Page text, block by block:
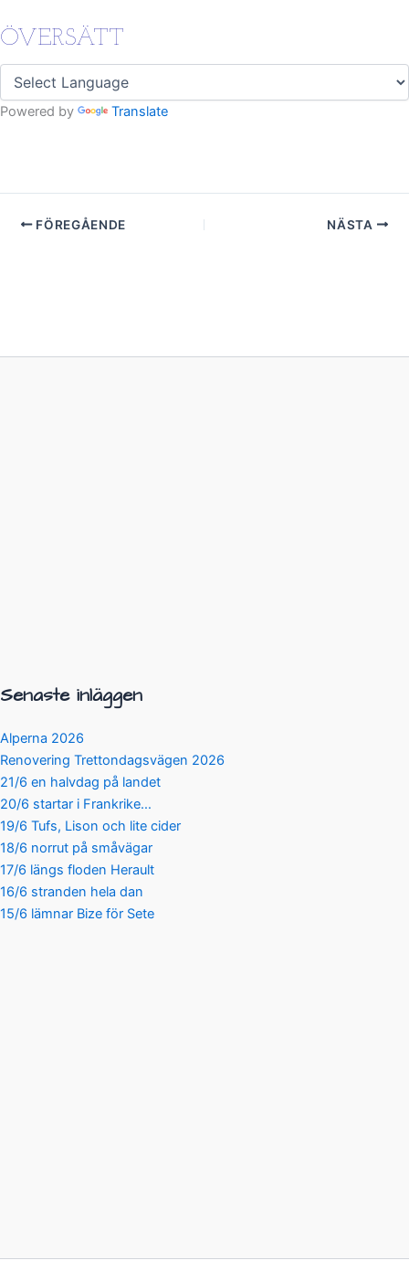
ÖVERSÄTT
Powered by Translate
FÖREGÅENDE NÄSTA
Senaste inläggen
Alperna 2026
Renovering Trettondagsvägen 2026
21/6 en halvdag på landet
20/6 startar i Frankrike…
19/6 Tufs, Lison och lite cider
18/6 norrut på småvägar
17/6 längs floden Herault
16/6 stranden hela dan
15/6 lämnar Bize för Sete